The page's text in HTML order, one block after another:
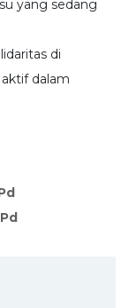
yang sedang
di
dalam